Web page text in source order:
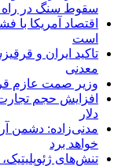
سقوط سنگ در
اقتصاد آمریکا با
است
تاکید ایران و
معدنی
وزیر صمت عازم
دلار
مدنی‌زاده: دشمن
خواهد برد
تنش‌های